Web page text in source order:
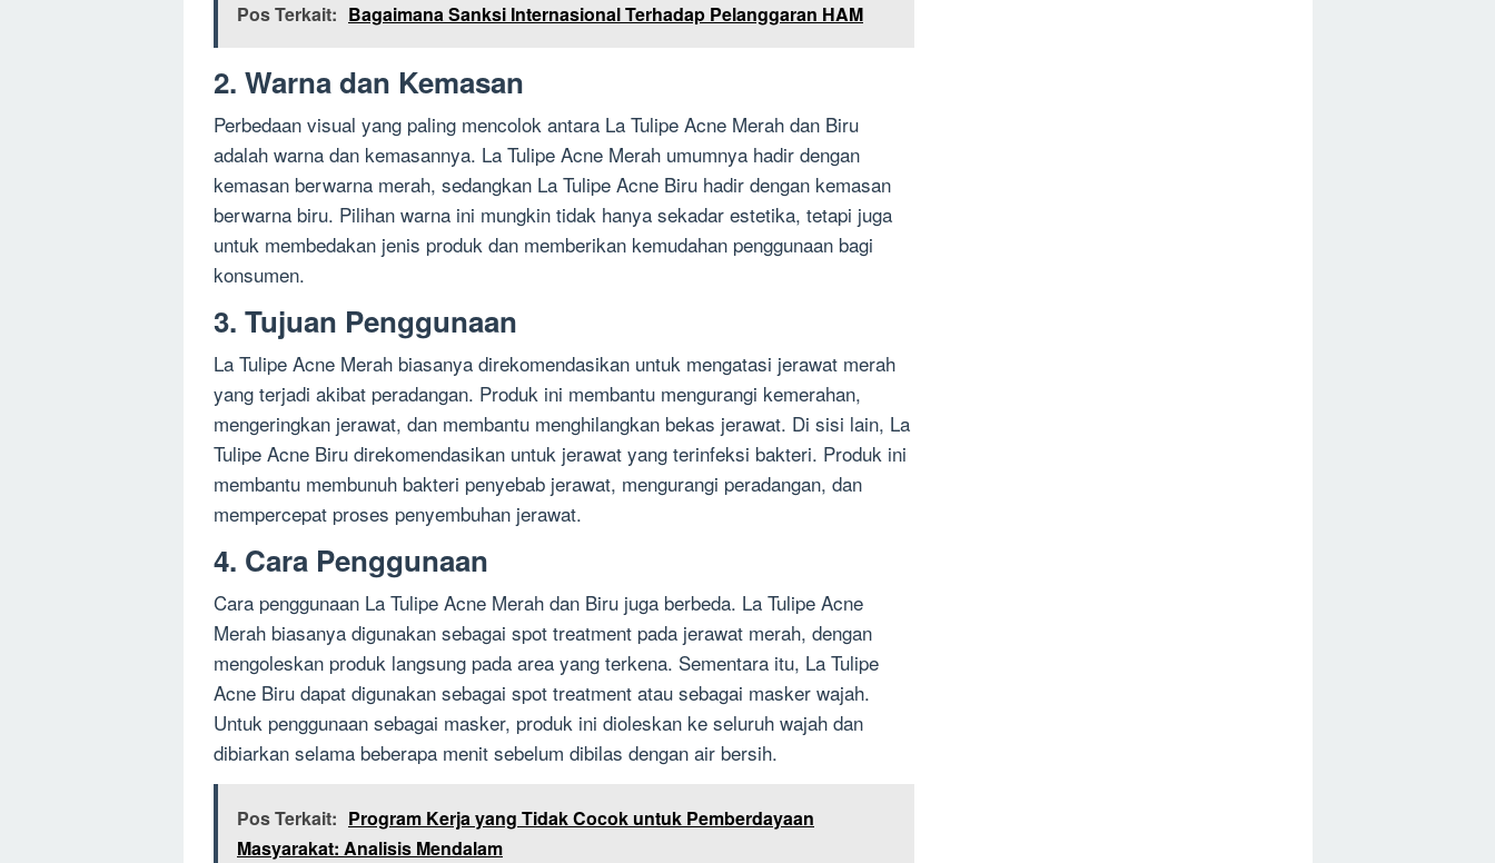
Pos Terkait: Bagaimana Sanksi Internasional Terhadap Pelanggaran HAM
2. Warna dan Kemasan
Perbedaan visual yang paling mencolok antara La Tulipe Acne Merah dan Biru
adalah warna dan kemasannya. La Tulipe Acne Merah umumnya hadir dengan
kemasan berwarna merah, sedangkan La Tulipe Acne Biru hadir dengan kemasan
berwarna biru. Pilihan warna ini mungkin tidak hanya sekadar estetika, tetapi juga
untuk membedakan jenis produk dan memberikan kemudahan penggunaan bagi
konsumen.
3. Tujuan Penggunaan
La Tulipe Acne Merah biasanya direkomendasikan untuk mengatasi jerawat merah
yang terjadi akibat peradangan. Produk ini membantu mengurangi kemerahan,
mengeringkan jerawat, dan membantu menghilangkan bekas jerawat. Di sisi lain, La
Tulipe Acne Biru direkomendasikan untuk jerawat yang terinfeksi bakteri. Produk ini
membantu membunuh bakteri penyebab jerawat, mengurangi peradangan, dan
mempercepat proses penyembuhan jerawat.
4. Cara Penggunaan
Cara penggunaan La Tulipe Acne Merah dan Biru juga berbeda. La Tulipe Acne
Merah biasanya digunakan sebagai spot treatment pada jerawat merah, dengan
mengoleskan produk langsung pada area yang terkena. Sementara itu, La Tulipe
Acne Biru dapat digunakan sebagai spot treatment atau sebagai masker wajah.
Untuk penggunaan sebagai masker, produk ini dioleskan ke seluruh wajah dan
dibiarkan selama beberapa menit sebelum dibilas dengan air bersih.
Pos Terkait: Program Kerja yang Tidak Cocok untuk Pemberdayaan
Masyarakat: Analisis Mendalam